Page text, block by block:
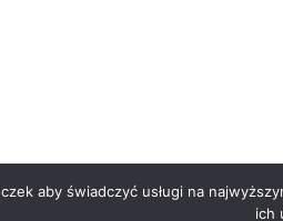
aby świadczyć usługi na
ich